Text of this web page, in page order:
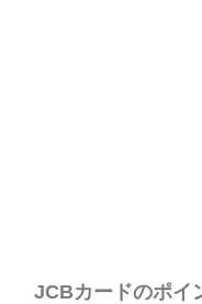
JCBカードのポイ